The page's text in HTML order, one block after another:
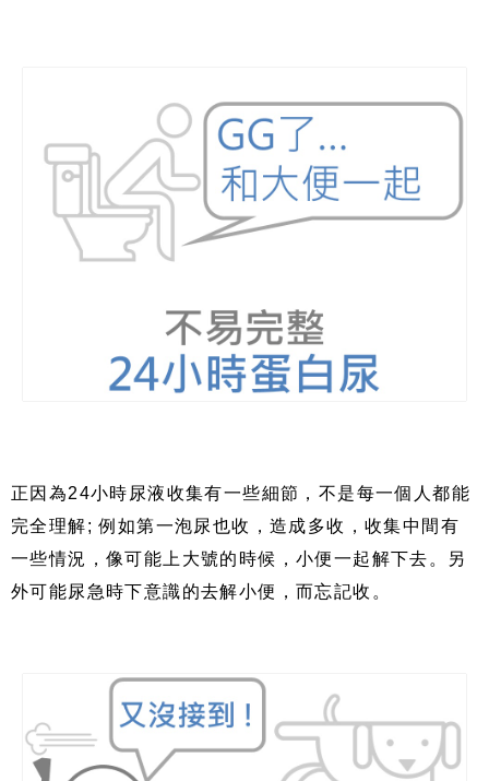
正因為24小時尿液收集有一些細節，不是每一個人都能
完全理解;例如第一泡尿也收，造成多收，收集中間有
一些情況，像可能上大號的時候，小便一起解下去。另
外可能尿急時下意識的去解小便，而忘記收。